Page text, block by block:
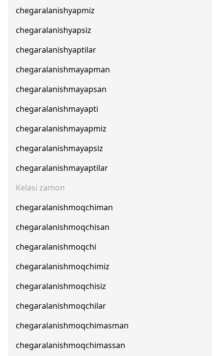
chegaralanishyapmiz
chegaralanishyapsiz
chegaralanishyaptilar
chegaralanishmayapman
chegaralanishmayapsan
chegaralanishmayapti
chegaralanishmayapmiz
chegaralanishmayapsiz
chegaralanishmayaptilar
Kelasi zamon
chegaralanishmoqchiman
chegaralanishmoqchisan
chegaralanishmoqchi
chegaralanishmoqchimiz
chegaralanishmoqchisiz
chegaralanishmoqchilar
chegaralanishmoqchimasman
chegaralanishmoqchimassan